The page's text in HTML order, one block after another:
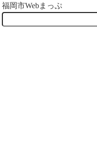
福岡市Webまっぷ